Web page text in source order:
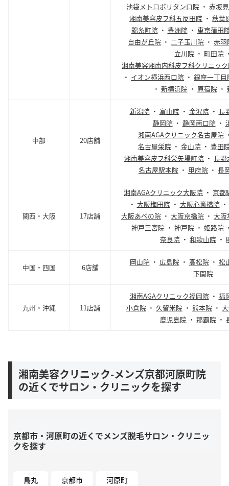
池袋メトロポリタン口院 ・ 赤坂
湘南美容皮フ科五反田院 ・ 秋葉
錦糸町院 ・ 豊洲院 ・ 東京蒲田
自由が丘院 ・ 二子玉川院 ・ 赤羽
立川院 ・ 町田院
湘南美容湘南内科皮フ科クリニッ
・ イオン横浜西口院 ・ 銀座一丁目
・ 新横浜院 ・ 原宿院 ・
中部 20店舗
新潟院 ・ 富山院 ・ 金沢院 ・ 長
静岡院 ・ 静岡南口院 ・
湘南AGAクリニック名古屋院
名古屋栄院 ・ 金山院 ・ 豊田
湘南美容皮フ科栄矢場町院 ・ 長野
名古屋駅本院 ・ 甲府院 ・ 長
関西・大阪 17店舗
湘南AGAクリニック大阪院 ・ 京都
・ 大阪梅田院 ・ 大阪心斎橋院 ・
大阪あべの院 ・ 大阪京橋院 ・ 大阪
神戸三宮院 ・ 神戸院 ・ 姫路院
奈良院 ・ 和歌山院 ・
中国・四国 6店舗
岡山院 ・ 広島院 ・ 高松院 ・ 松
下関院
九州・沖縄 11店舗
湘南AGAクリニック福岡院 ・ 福
小倉院 ・ 久留米院 ・ 熊本院 ・
鹿児島院 ・ 那覇院 ・
湘南美容クリニック-メンズ京都河原町院
の近くでサロン・クリニックを探す
京都市・河原町の近くでメンズ脱毛サロン・クリニッ
クを探す
鳥丸 京都市 河原町